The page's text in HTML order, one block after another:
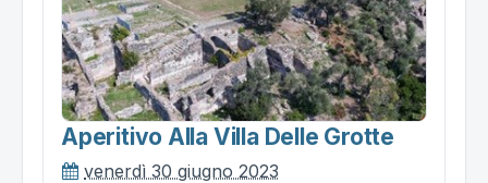
Aperitivo Alla Villa Delle Grotte
venerdì 30 giugno 2023